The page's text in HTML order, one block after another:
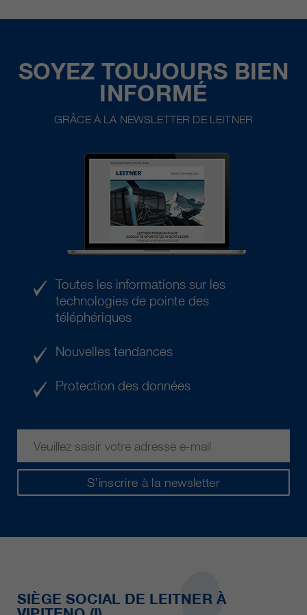
SOYEZ TOUJOURS BIEN
INFORMÉ
GRÂCE À LA NEWSLETTER DE LEITNER
S’inscrire à la newsletter
Toutes les informations sur les
technologies de pointe des
téléphériques
Nouvelles tendances
Protection des données
SIÈGE SOCIAL DE LEITNER À